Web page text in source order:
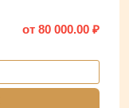
от 80 000.00 ₽